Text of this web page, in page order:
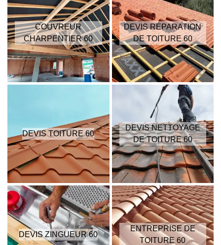
COUVREUR
CHARPENTIER 60
DEVIS RÉPARATION
DE TOITURE 60
DEVIS TOITURE 60
DEVIS NETTOYAGE
DE TOITURE 60
DEVIS ZINGUEUR 60
ENTREPRISE DE
TOITURE 60